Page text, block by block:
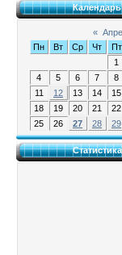
Календарь
«
Пн
Вт Ср Чт Пт
1
4
5 6 7 8
11
12 13 14 15
18
19 20 21 22
25
26 27 28 29
Статистика